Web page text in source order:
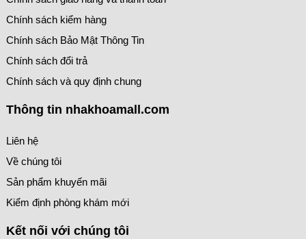
Chính sách kiểm hàng
Chính sách Bảo Mật Thông Tin
Chính sách đổi trả
Chính sách và quy định chung
Thông tin nhakhoamall.com
Liên hệ
Về chúng tôi
Sản phẩm khuyến mãi
Kiểm định phòng khám mới
Kết nối với chúng tôi